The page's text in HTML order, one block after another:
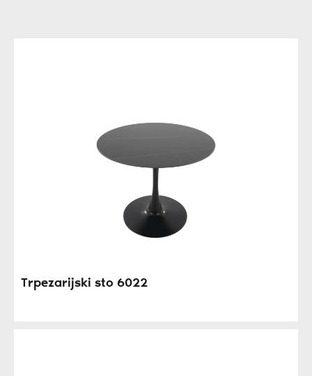
Trpezarijski sto 6022